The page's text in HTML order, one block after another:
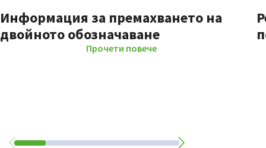
Информация за премахването на
двойното обозначаване
Прочети повече